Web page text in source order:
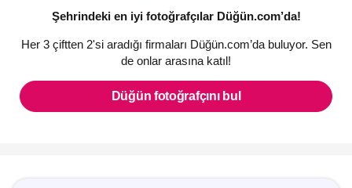
Şehrindeki en iyi fotoğrafçılar Düğün.com’da!
Her 3 çiftten 2'si aradığı firmaları Düğün.com’da buluyor. Sen
de onlar arasına katıl!
Düğün fotoğrafçını bul